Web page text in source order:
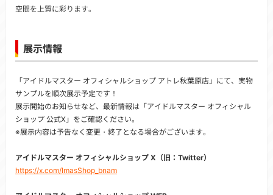
空間を上質に彩ります。
展示情報
「アイドルマスター オフィシャルショップ アトレ秋葉原店」にて、実物
サンプルを順次展示予定です！
展示開始のお知らせなど、最新情報は「アイドルマスター オフィシャル
ショップ 公式X」をご確認ください。
※展示内容は予告なく変更・終了となる場合がございます。
アイドルマスター オフィシャルショップ X（旧：Twitter）
https://x.com/ImasShop_bnam